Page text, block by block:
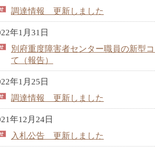
調達情報 更新しました
年1月31日
別府重度障害者センター職員の新型
て（報告）
年1月25日
調達情報 更新しました
年12月24日
入札公告 更新しました